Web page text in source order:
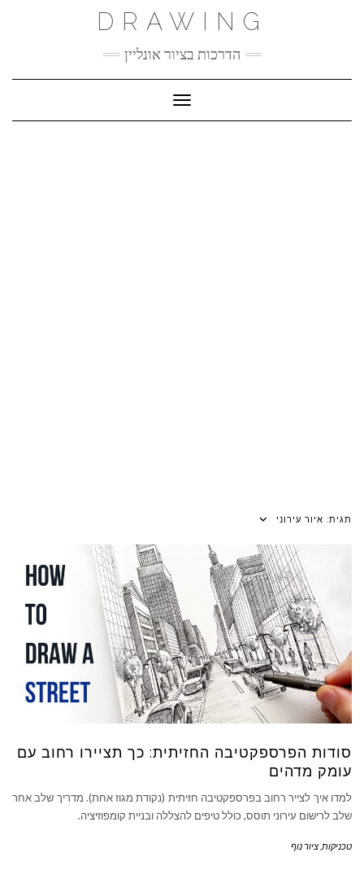
DRAWING
הדרכות בציור אונליין
Toggle Navigation
תגית: איור עירוני
סודות הפרספקטיבה החזיתית: כך תציירו רחוב עם
עומק מדהים
למדו איך לצייר רחוב בפרספקטיבה חזיתית (נקודת מגוז אחת). מדריך שלב אחר
שלב לרישום עירוני תוסס, כולל טיפים להצללה ובניית קומפוזיציה.
טכניקות ציור נוף